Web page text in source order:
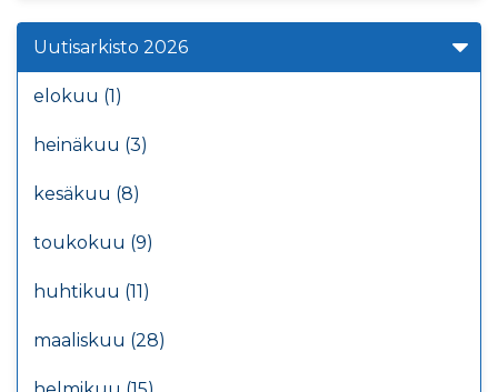
Uutisarkisto 2026
elokuu (1)
heinäkuu (3)
kesäkuu (8)
toukokuu (9)
huhtikuu (11)
maaliskuu (28)